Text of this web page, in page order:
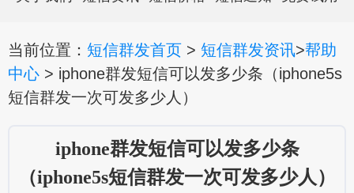
当前位置： 短信群发首页 > 短信群发资讯>帮助
中心 > iphone群发短信可以发多少条（iphone5s
短信群发一次可发多少人）
iphone群发短信可以发多少条
（iphone5s短信群发一次可发多少人）